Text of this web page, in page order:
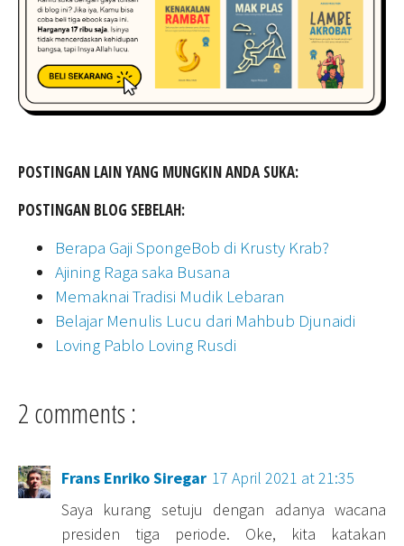
POSTINGAN LAIN YANG MUNGKIN ANDA SUKA:
POSTINGAN BLOG SEBELAH:
Berapa Gaji SpongeBob di Krusty Krab?
Ajining Raga saka Busana
Memaknai Tradisi Mudik Lebaran
Belajar Menulis Lucu dari Mahbub Djunaidi
Loving Pablo Loving Rusdi
2 comments :
Frans Enriko Siregar 17 April 2021 at 21:35
Saya kurang setuju dengan adanya wacana
presiden tiga periode. Oke, kita katakan